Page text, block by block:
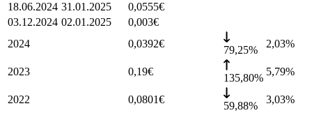
18.06.2024 31.01.2025 0,0555€
03.12.2024 02.01.2025 0,003€
2024
0,0392€
79,25%
2,03%
2023 0,19€
135,80%
5,79%
2022 0,0801€
59,88%
3,03%